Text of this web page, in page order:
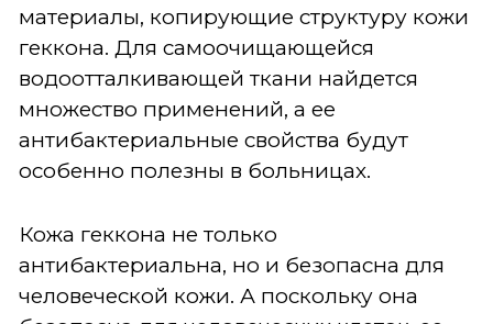
материалы, копирующие структуру кожи
геккона. Для самоочищающейся
водоотталкивающей ткани найдется
множество применений, а ее
антибактериальные свойства будут
особенно полезны в больницах.
Кожа геккона не только
антибактериальна, но и безопасна для
человеческой кожи. А поскольку она